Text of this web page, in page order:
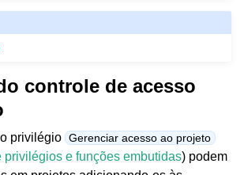
controle de acesso
privilégio Gerenciar acesso ao projeto
privilégios e funções embutidas) podem